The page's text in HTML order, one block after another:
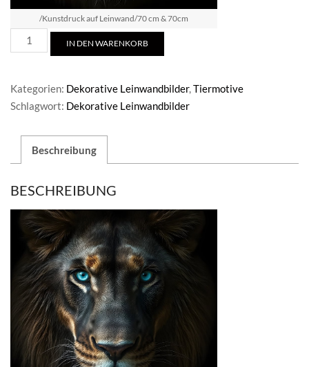
/Kunstdruck auf Leinwand/70 cm & 70cm
Lion
IN DEN WARENKORB
Kategorien: Dekorative Leinwandbilder,Tiermotive
Schlagwort: Dekorative Leinwandbilder
Beschreibung
BESCHREIBUNG